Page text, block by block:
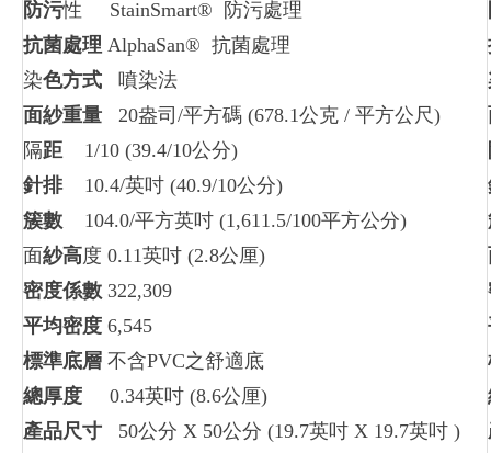
防污性 StainSmart® 防污處理
抗菌處理 AlphaSan® 抗菌處理
染色方式 噴染法
面紗重量 20盎司/平方碼 (678.1公克 / 平方公尺)
隔距 1/10 (39.4/10公分)
針排
10.4/英吋 (40.9/10公分)
簇數 104.0/平方英吋 (1,611.5/100平方公分)
面紗高度 0.11英吋 (2.8公厘)
密度係數 322,309
平均密度 6,545
標準底層 不含PVC之舒適底
總厚度 0.34英吋 (8.6公厘)
產品尺寸 50公分 X 50公分 (19.7英吋 X 19.7英吋 )